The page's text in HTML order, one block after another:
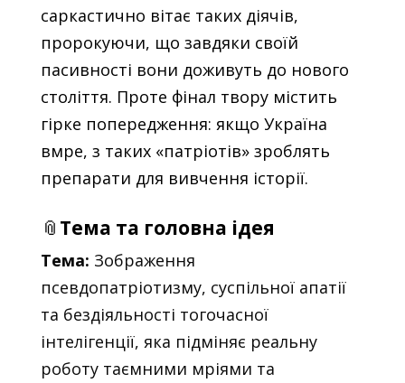
саркастично вітає таких діячів,
пророкуючи, що завдяки своїй
пасивності вони доживуть до нового
століття. Проте фінал твору містить
гірке попередження: якщо Україна
вмре, з таких «патріотів» зроблять
препарати для вивчення історії.
📎 Тема та головна ідея
Тема: Зображення
псевдопатріотизму, суспільної апатії
та бездіяльності тогочасної
інтелігенції, яка підміняє реальну
роботу таємними мріями та